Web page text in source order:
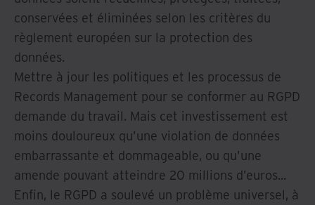
conservées et éliminées selon les critères du
règlement européen sur la protection des
données.
Mettre à jour les politiques et les processus de
Records Management pour se conformer au RGPD
demande du travail. Mais cet investissement est
moins douloureux qu’une violation de données
embarrassante et dommageable, ou qu'une
amende pouvant atteindre 20 millions d’euros...
Enfin, le RGPD a soulevé un problème universel, à